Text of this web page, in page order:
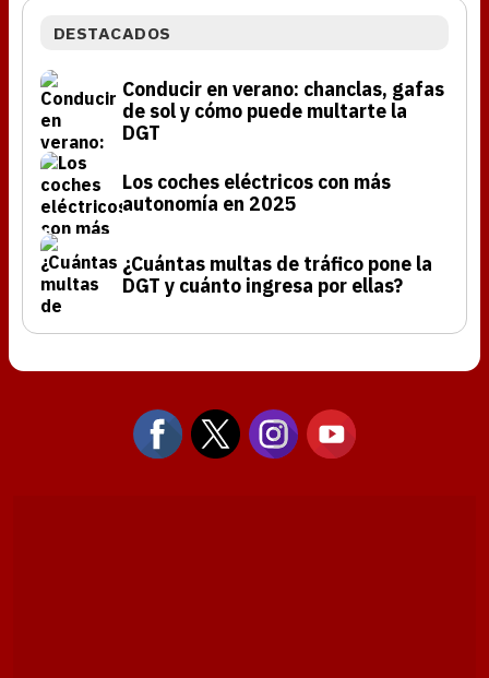
DESTACADOS
Conducir en verano: chanclas, gafas
de sol y cómo puede multarte la
DGT
Los coches eléctricos con más
autonomía en 2025
¿Cuántas multas de tráfico pone la
DGT y cuánto ingresa por ellas?